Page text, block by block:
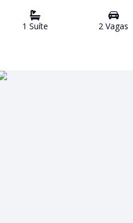
1 Suíte 2 Vagas